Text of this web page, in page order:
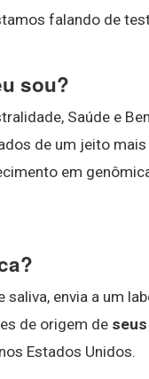
falando de
sou?
Saúde e
de um jeito
em
envia a um
de origem de seus
Estados Unidos.